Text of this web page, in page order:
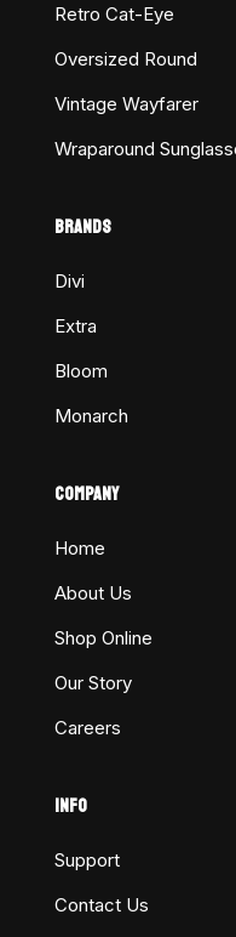
Retro Cat-Eye
Oversized Round
Vintage Wayfarer
Wraparound
BRANDS
Divi
Extra
Bloom
Monarch
COMPANY
Home
About Us
Shop Online
Our Story
Careers
INFO
Support
Contact Us